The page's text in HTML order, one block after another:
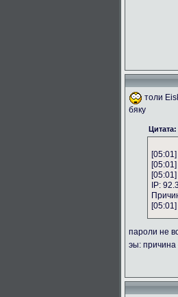
толи
бяку
Цитата:
IP:
пароли не
эы: причина